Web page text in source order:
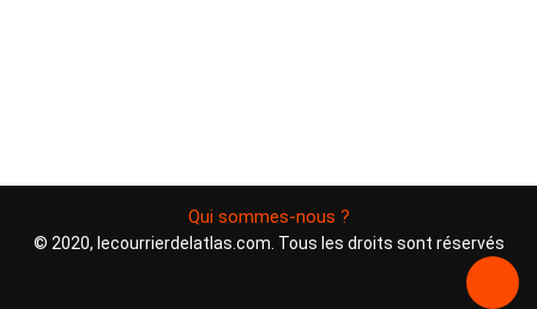
Qui sommes-nous ?
© 2020, lecourrierdelatlas.com. Tous les droits sont réservés